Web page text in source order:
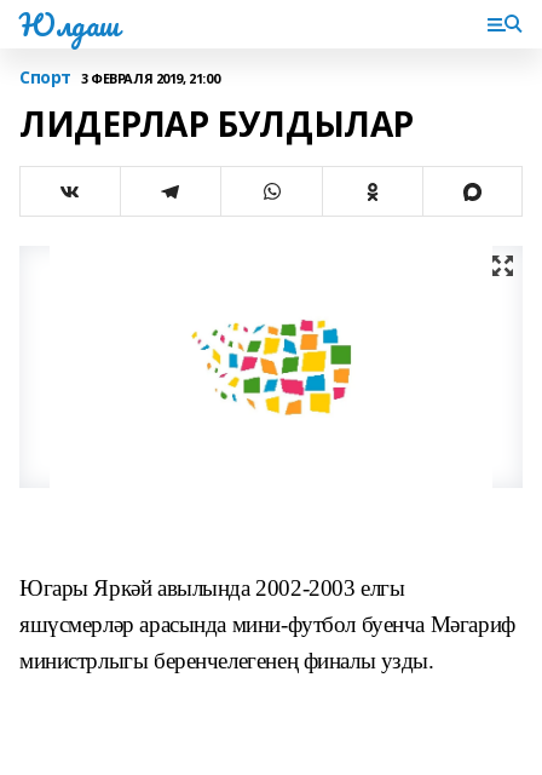
Юлдаш
Спорт 3 ФЕВРАЛЯ 2019, 21:00
ЛИДЕРЛАР БУЛДЫЛАР
Югары Яркәй авылында 2002-2003 елгы
яшүсмерләр арасын­да мини-футбол буенча Мәгариф
министрлыгы беренчелегенең финалы узды.